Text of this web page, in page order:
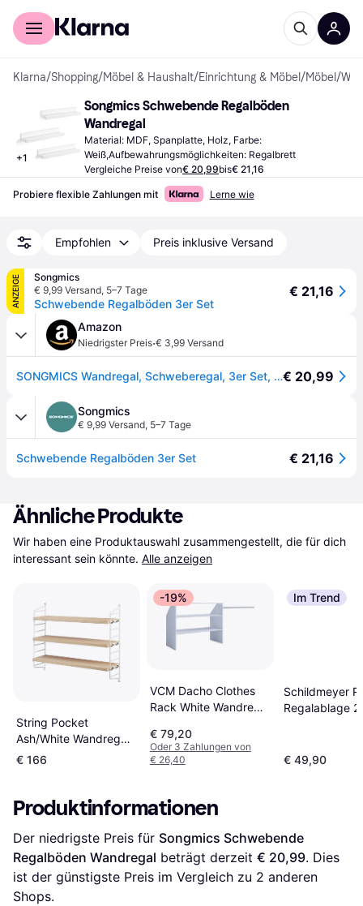
Für Shopper
Klarna/Shopping/Möbel & Haushalt/Einrichtung & Möbel /Möbel /
+1
Songmics Schwebende Regalböden
Wandregal
Material: MDF, Spanplatte, Holz, Farbe:
Weiß,Aufbewahrungsmöglichkeiten: Regalbrett
Vergleiche Preise von€ 20,99bis€ 21,16
Probiere flexible Zahlungen mit Lerne wie
Empfohlen Preis inklusive Versand
ANZEIGE
Songmics
€ 9,99 Versand, 5–7 Tage
Schwebende Regalböden 3er Set
€ 21,16
Amazon
Niedrigster Preis·€ 3,99 Versand
SONGMICS Wandregal, Schweberegal, 3er Set, 10 x 38 cm€ 20,99
Songmics
€ 9,99 Versand, 5–7 Tage
Schwebende Regalböden 3er Set € 21,16
Ähnliche Produkte
Wir haben eine Produktauswahl zusammengestellt, die für dich
interessant sein könnte. Alle anzeigen
String Pocket
Ash/White Wandregal
60cm
€ 166
-19%
VCM Dacho Clothes
Rack White Wandregal
€ 79,20
Oder 3 Zahlungen von
€ 26,40
Im Trend
Schildmeyer
Regalablage
€ 49,90
Produktinformationen
Der niedrigste Preis für Songmics Schwebende
Regalböden Wandregal beträgt derzeit € 20,99. Dies
ist der günstigste Preis im Vergleich zu 2 anderen
Shops.